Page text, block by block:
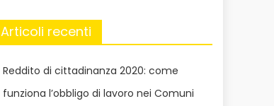
Articoli recenti
Reddito di cittadinanza 2020: come
funziona l’obbligo di lavoro nei Comuni